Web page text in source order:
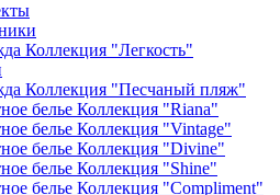
Коллекция "Легкость"
Коллекция "Песчаный пляж"
белье Коллекция "Riana"
белье Коллекция "Vintage"
белье Коллекция "Divine"
белье Коллекция "Shine"
белье Коллекция "Compliment"